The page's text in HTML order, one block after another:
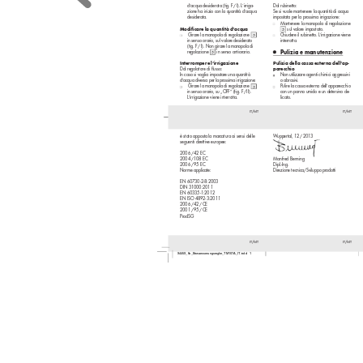
IT/MT IT/MT
Wuppertal,  12 / 2013
Manfred Benning
Dipl.-Ing.
Direzione tecnica/Sviluppo prodotti
è stato apposta la marcatura ai sensi delle
seguenti direttive europee:
2006 / 42  EC
2004 / 108  EC
2006 / 95  EC
Norme applicate:
EN 60730-2-8:2003
DIN 31000:2011
EN 60335-1:2012
EN ISO 4892-3:2011
2006 / 42 / CE
2001 / 95 / CE
ProdSG
IT/MT IT/MT
Dal rubinetto:
Se si vuole mantenere la quantità di acqua
impostata per la prossima irrigazione:
Mantenere la manopola di regolazione
5 sul valore impostato.
Chiudere il rubinetto. L‘irrigazione viene
interrotta.
Pulizia e manutenzione
Pulizia della cassa esterna dell‘ap-
parecchio
Non utilizzare agenti chimici aggressivi
o abrasivi.
Pulire la cassa esterna dell‘apparecchio
con un panno umido e un detersivo de-
licato.
d‘acqua desiderata (ﬁg. F / I). L‘irriga-
zione ha inizio con la quantità d‘acqua
desiderata.
Modificare la quantità d‘acqua
Girare la manopola di regolazione 5
in senso orario, sul valore desiderato
(ﬁg. F / I). Non girare la manopola di
regolazione 5 in senso antiorario.
Interrompere l‘irrigazione
Dal regolatore di ﬂusso:
In caso si voglia impostare una quantità
d‘acqua diversa per la prossima irrigazione:
Girare la manopola di regolazione 5
in senso orario, su „OFF“ (ﬁg. F / II).
L‘irrigazione viene interrotta.
94459_flo_Bewaesserungsregler_TM107A_IT.indd   1